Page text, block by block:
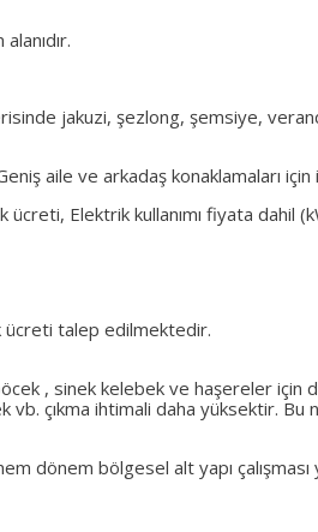
jakuzi, şezlong, şemsiye,
aile ve arkadaş konaklamaları için
Elektrik kullanımı fiyata dahil
ücreti talep edilmektedir.
, sinek kelebek ve haşereler
çıkma ihtimali daha yüksektir.
dönem bölgesel alt yapı